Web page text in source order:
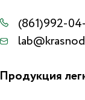
(861)992-
Продукция